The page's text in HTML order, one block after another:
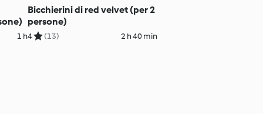
1 h
Bicchierini di red velvet (per 2
persone)
4 (13) 2 h 40 min